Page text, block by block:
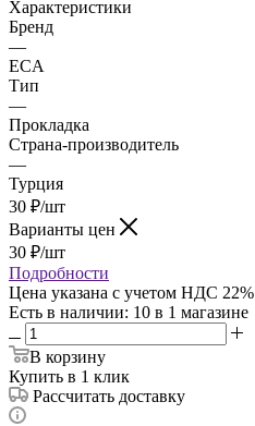
Характеристики
Бренд
—
ECA
Тип
—
Прокладка
Страна-производитель
—
Турция
30 ₽/шт
Варианты цен
30 ₽/шт
Подробности
Цена указана с учетом НДС 22%
Есть в наличии: 10 в 1 магазине
В корзину
Купить в 1 клик
Рассчитать доставку